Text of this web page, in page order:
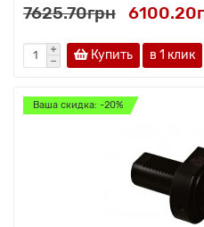
7625.70грн
Купить в 1 клик
Ваша скидка: -20%